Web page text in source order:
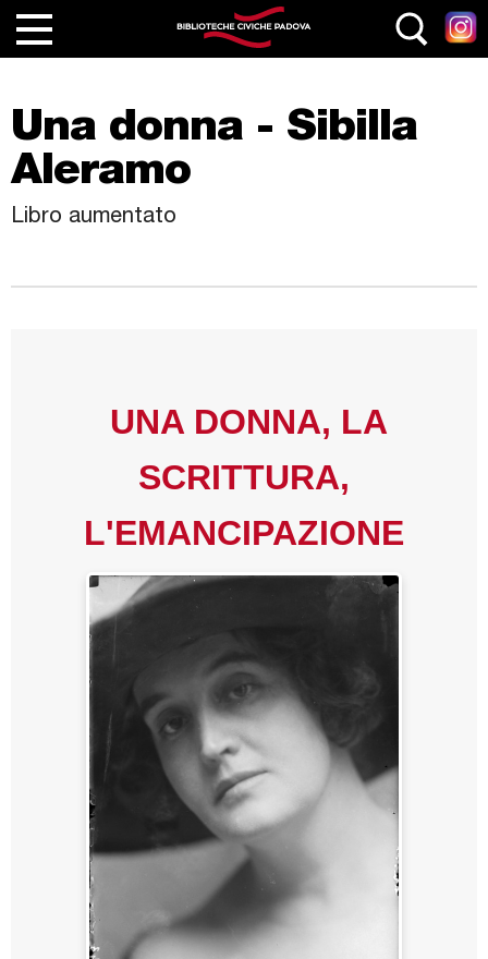
Le Biblioteche
Servizi
Cataloghi
Novità in biblioteca
Una donna - Sibilla
Aleramo
Libro aumentato
UNA DONNA, LA
SCRITTURA,
L'EMANCIPAZIONE